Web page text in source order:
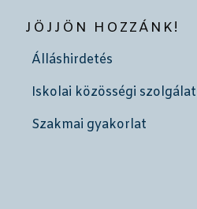
JÖJJÖN HOZZÁNK!
Álláshirdetés
Iskolai közösségi szolgálat
Szakmai gyakorlat